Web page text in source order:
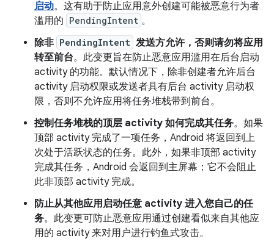
启动。这有助于防止应用意外创建可能被恶意行为者
滥用的 PendingIntent 。
除非 PendingIntent 发送方允许，否则请勿将应用
转至前台。此变更旨在防止恶意应用滥用在后台启动
activity 的功能。默认情况下，除非创建者允许后台
activity 启动权限或发送者具有后台 activity 启动权
限，否则不允许应用将任务堆栈带到前台。
控制任务堆栈的顶层 activity 如何完成其任务。如果
顶部 activity 完成了一项任务，Android 将返回到上
次处于活跃状态的任务。此外，如果非顶部 activity
完成其任务，Android 会返回到主屏幕；它不会阻止
此非顶部 activity 完成。
防止从其他应用启动任意 activity 进入您自己的任
务。此变更可防止恶意应用通过创建看似来自其他应
用的 activity 来对用户进行钓鱼式攻击。